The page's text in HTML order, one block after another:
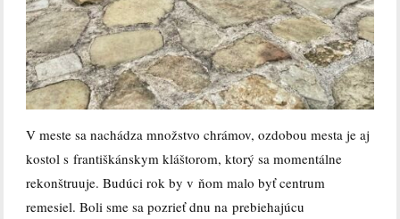
V meste sa nachádza množstvo chrámov, ozdobou mesta je aj
kostol s františkánskym kláštorom, ktorý sa momentálne
rekonštruuje. Budúci rok by v ňom malo byť centrum
remesiel. Boli sme sa pozrieť dnu na prebiehajúcu